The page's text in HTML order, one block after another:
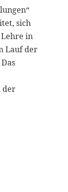
sich
in
Lauf der
der